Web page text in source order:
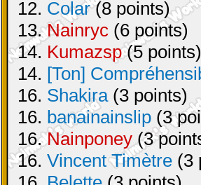
12. Colar(8 points)
13.Nainryc (6 points)
14. Kumazsp(5 points)
14. [Ton]
16. Shakira(3 points)
16. banainainslip (3
16.Nainponey(3
16. Vincent Timètre (3